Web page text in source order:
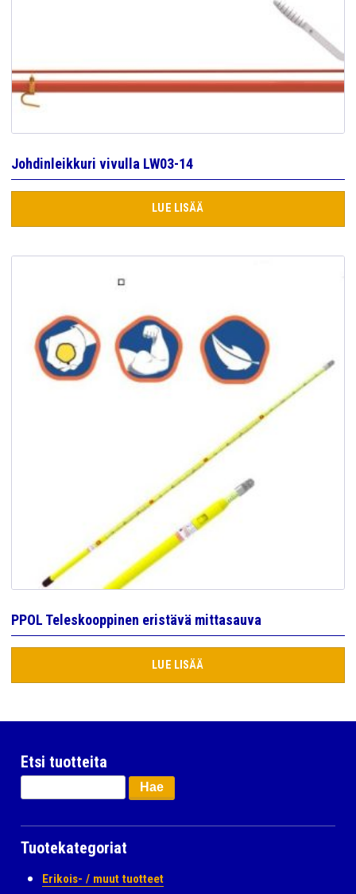
Johdinleikkuri vivulla LW03-14
LUE LISÄÄ
PPOL Teleskooppinen eristävä mittasauva
LUE LISÄÄ
Etsi tuotteita
Haku:
Tuotekategoriat
Erikois- / muut tuotteet